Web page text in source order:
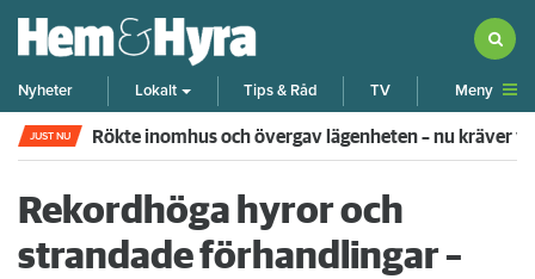
Nyheter Lokalt Tips & Råd TV Meny
JUST NU Rökte inomhus och övergav lägenheten – nu kräver
Rekordhöga hyror och
strandade förhandlingar –